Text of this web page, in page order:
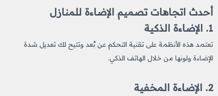
أحدث اتجاهات تصميم الإضاءة للمنازل
1. الإضاءة الذكية
تعتمد هذه الأنظمة على تقنية التحكم عن بُعد وتتيح لك تعديل شدة
الإضاءة ولونها من خلال الهاتف الذكي.
2. الإضاءة المخفية